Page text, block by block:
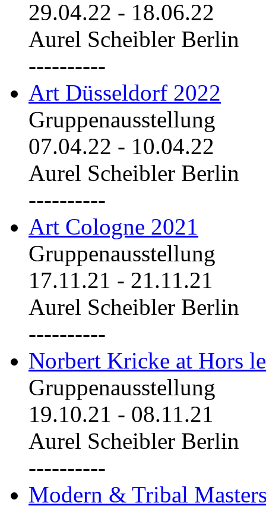
29.04.22 - 18.06.22
Aurel Scheibler Berlin
----------
Art Düsseldorf 2022
Gruppenausstellung
07.04.22 - 10.04.22
Aurel Scheibler Berlin
----------
Art Cologne 2021
Gruppenausstellung
17.11.21 - 21.11.21
Aurel Scheibler Berlin
----------
Norbert Kricke at Hors
Gruppenausstellung
19.10.21 - 08.11.21
Aurel Scheibler Berlin
----------
Modern & Tribal